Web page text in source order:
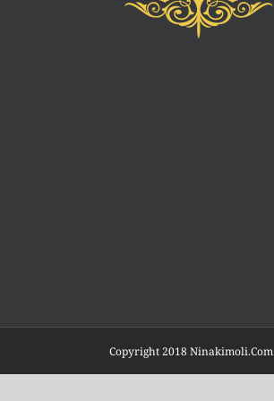
Copyright 2018 Ninakimoli.Com